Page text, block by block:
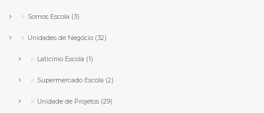
Somos Escola (3)
Unidades de Negócio(32)
Laticínio Escola (1)
Supermercado Escola (2)
Unidade de Projetos(29)